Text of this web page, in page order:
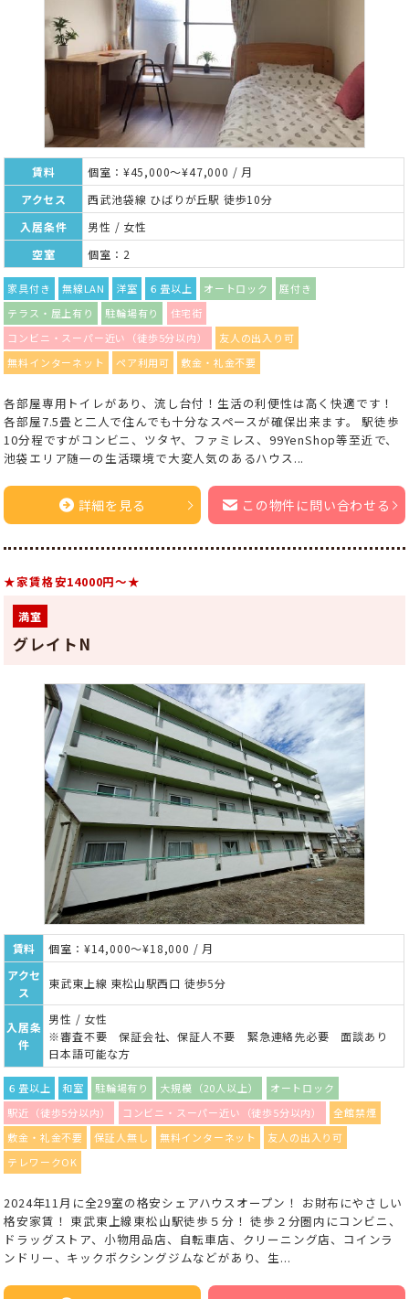
賃料
個室：¥45,000～¥47,000 / 月
アクセス
西武池袋線 ひばりが丘駅 徒歩10分
入居条件
男性 / 女性
空室
個室：2
家具付き 無線LAN 洋室 ６畳以上 オートロック
庭付き
テラス・屋上有り
駐輪場有り
住宅街
コンビニ・スーパー近い（徒歩5分以内）
友人の出入り可
無料インターネット
ペア利用可 敷金・礼金不要
各部屋専用トイレがあり、流し台付！生活の利便性は高く快適です！
各部屋7.5畳と二人で住んでも十分なスペースが確保出来ます。 駅徒歩
10分程ですがコンビニ、ツタヤ、ファミレス、99YenShop等至近で、
池袋エリア随一の生活環境で大変人気のあるハウス...
詳細を見る この物件に問い合わせる
★家賃格安14000円～★
満室
グレイトN
賃料
個室：¥14,000～¥18,000 / 月
アクセ
ス
東武東上線 東松山駅西口 徒歩5分
入居条
件
男性 / 女性
※審査不要 保証会社、保証人不要 緊急連絡先必要 面談あり
日本語可能な方
６畳以上 和室 駐輪場有り 大規模（20人以上）
オートロック
駅近（徒歩5分以内）
コンビニ・スーパー近い（徒歩5分以内）
全館禁煙
敷金・礼金不要
保証人無し 無料インターネット
友人の出入り可
テレワークOK
2024年11月に全29室の格安シェアハウスオープン！ お財布にやさしい
格安家賃！ 東武東上線東松山駅徒歩５分！ 徒歩２分圏内にコンビニ、
ドラッグストア、小物用品店、自転車店、クリーニング店、コインラ
ンドリー、キックボクシングジムなどがあり、生...